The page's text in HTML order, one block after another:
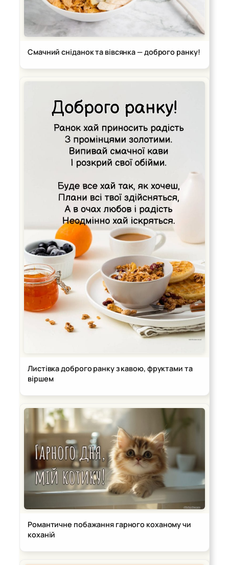
Смачний сніданок та вівсянка — доброго ранку!
Листівка доброго ранку з кавою, фруктами та
віршем
Романтичне побажання гарного коханому чи
коханій